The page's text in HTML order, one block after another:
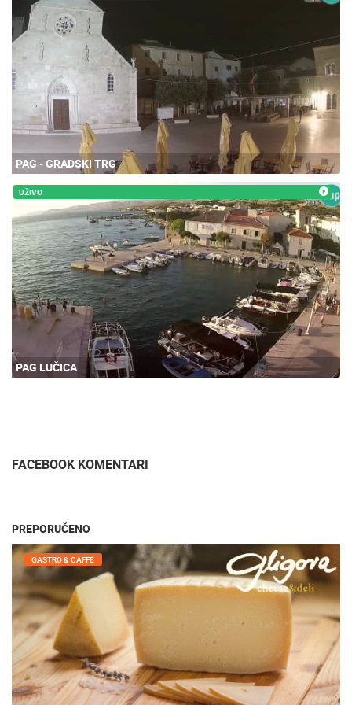
PAG - GRADSKI TRG
UŽIVO
PAG LUČICA
FACEBOOK KOMENTARI
PREPORUČENO
GASTRO & CAFFE